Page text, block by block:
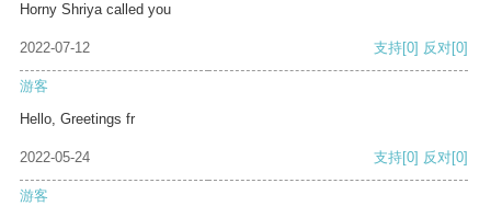
Horny Shriya called you
2022-07-12 支持[0] 反对[0]
游客
Hello, Greetings fr
2022-05-24 支持[0] 反对[0]
游客